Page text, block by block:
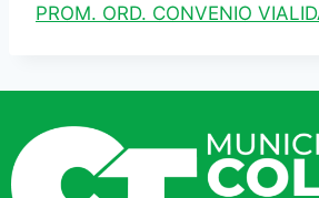
PROM. ORD. CONVENIO